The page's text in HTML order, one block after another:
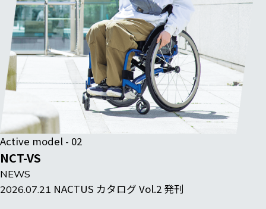
Active model - 02
NCT-VS
NEWS
2026.07.21 NACTUS カタログ Vol.2 発刊